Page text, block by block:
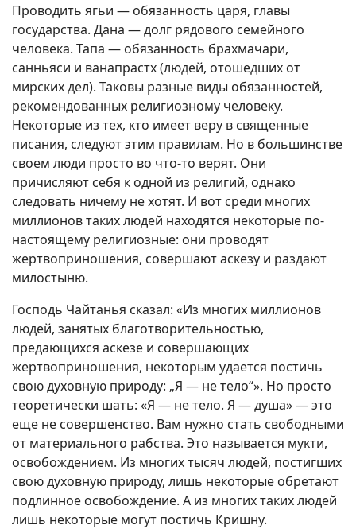
Проводить ягьи — обязанность царя, главы
государства. Дана — долг рядового семейного
человека. Тапа — обязанность брахмачари,
санньяси и ванапрастх (людей, отошедших от
мирских дел). Таковы разные виды обязанностей,
рекомендованных религиозному человеку.
Некоторые из тех, кто имеет веру в священные
писания, следуют этим правилам. Но в большинстве
своем люди просто во что-то верят. Они
причисляют себя к одной из религий, однако
следовать ничему не хотят. И вот среди многих
миллионов таких людей находятся некоторые по-
настоящему религиозные: они проводят
жертвоприношения, совершают аскезу и раздают
милостыню.
Господь Чайтанья сказал: «Из многих миллионов
людей, занятых благотворительностью,
предающихся аскезе и совершающих
жертвоприношения, некоторым удается постичь
свою духовную природу: „Я — не тело“». Но просто
теоретически шать: «Я — не тело. Я — душа» — это
еще не совершенство. Вам нужно стать свободными
от материального рабства. Это называется мукти,
освобождением. Из многих тысяч людей, постигших
свою духовную природу, лишь некоторые обретают
подлинное освобождение. А из многих таких людей
лишь некоторые могут постичь Кришну.